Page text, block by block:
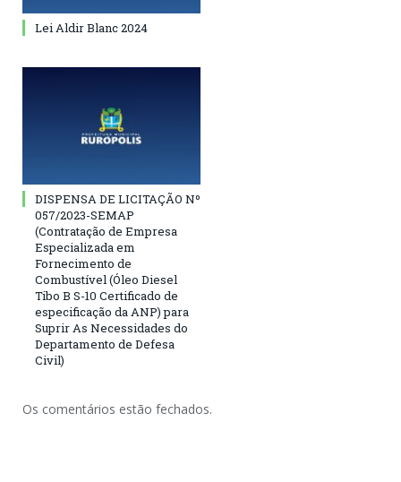
Lei Aldir Blanc 2024
DISPENSA DE LICITAÇÃO Nº
057/2023-SEMAP
(Contratação de Empresa
Especializada em
Fornecimento de
Combustível (Óleo Diesel
Tibo B S-10 Certificado de
especificação da ANP) para
Suprir As Necessidades do
Departamento de Defesa
Civil)
Os comentários estão fechados.